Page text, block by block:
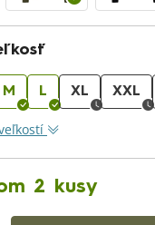
M L XL XXL
2 kusy